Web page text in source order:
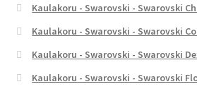
Kaulakoru - Swarovski - Swarovski
Kaulakoru - Swarovski - Swarovski
Kaulakoru - Swarovski - Swarovski
Kaulakoru - Swarovski - Swarovski